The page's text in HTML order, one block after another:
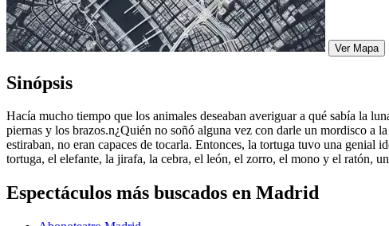
Ver Mapa
Sinópsis
Hacía mucho tiempo que los animales deseaban averiguar a qué sabía la
piernas y los brazos.n¿Quién no soñó alguna vez con darle un mordisco a
estiraban, no eran capaces de tocarla. Entonces, la tortuga tuvo una genial
tortuga, el elefante, la jirafa, la cebra, el león, el zorro, el mono y el ratón,
Espectáculos más buscados en Madrid